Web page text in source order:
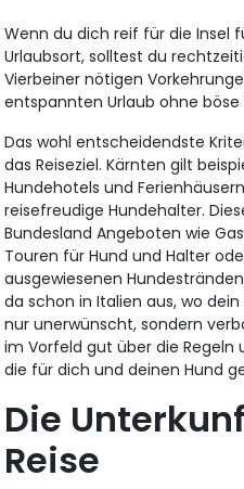
Wenn du dich reif für die Insel
Urlaubsort, solltest du
Vierbeiner nötigen
entspannten Urlaub ohne
Das wohl entscheidendste
das Reiseziel. Kärnten gilt
Hundehotels und
reisefreudige Hundehalter.
Bundesland Angeboten wie
Touren für Hund und Halter
ausgewiesenen
da schon in Italien aus, wo
nur unerwünscht, sondern
im Vorfeld gut über die Regeln
die für dich und deinen Hund
Die
Reise